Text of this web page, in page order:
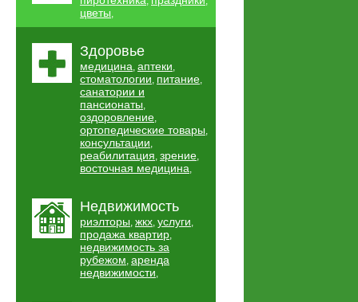
цветы,
Здоровье
медицина, аптеки,
стоматологии, питание,
санатории и
пансионаты,
оздоровление,
ортопедические товары,
консультации,
реабилитация, зрение,
восточная медицина,
Недвижимость
риэлторы, жкх, услуги,
продажа квартир,
недвижимость за
рубежом, аренда
недвижимости,